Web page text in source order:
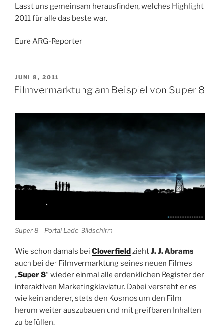
Lasst uns gemeinsam herausfinden, welches Highlight
2011 für alle das beste war.
Eure ARG-Reporter
VERÖFFENTLICHT
AM
JUNI 8, 2011
Filmvermarktung am Beispiel von Super 8
Super 8 - Portal Lade-Bildschirm
Wie schon damals bei CloverfieldziehtJ. J. Abrams
auch bei der Filmvermarktung seines neuen Filmes
„Super 8“ wieder einmal alle erdenklichen Register der
interaktiven Marketingklaviatur. Dabei versteht er es
wie kein anderer, stets den Kosmos um den Film
herum weiter auszubauen und mit greifbaren Inhalten
zu befüllen.